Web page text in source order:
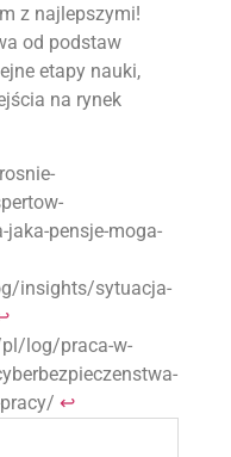
z najlepszymi!
od podstaw
etapy nauki,
na rynek
jaka-pensje-moga-
insights/sytuacja-
log/praca-w-
↩︎